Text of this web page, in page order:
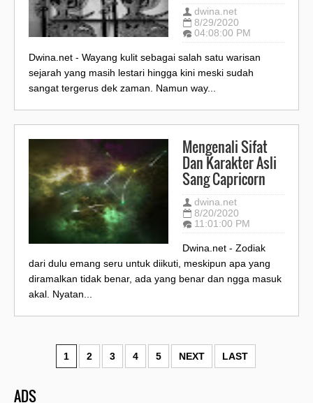
dwina.net
8/29/2020
04:08:00 PM
Dwina.net - Wayang kulit sebagai salah satu warisan
sejarah yang masih lestari hingga kini meski sudah
sangat tergerus dek zaman. Namun way...
Mengenali Sifat
Dan Karakter Asli
Sang Capricorn
dwina.net
8/20/2020
11:01:00 PM
Dwina.net - Zodiak
dari dulu emang seru untuk diikuti, meskipun apa yang
diramalkan tidak benar, ada yang benar dan ngga masuk
akal. Nyatan...
1 2 3 4 5 NEXT LAST
ADS